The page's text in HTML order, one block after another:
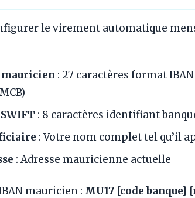
le virement automatique
mauricien : 27 caractères format
: 8 caractères identifiant
: Votre nom complet tel qu’il
: Adresse mauricienne actuelle
mauricien : MU17 [code banque]